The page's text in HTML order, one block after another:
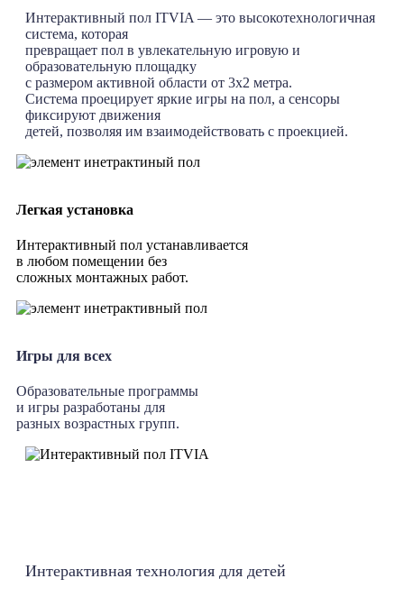
Интерактивный пол ITVIA — это высокотехнологичная
система, которая
превращает пол в увлекательную игровую и
образовательную площадку
с размером активной области от 3х2 метра.
Система проецирует яркие игры на пол, а сенсоры
фиксируют движения
детей, позволяя им взаимодействовать с проекцией.
Легкая установка
Интерактивный пол устанавливается
в любом помещении без
сложных монтажных работ.
Игры для всех
Образовательные программы
и игры разработаны для
разных возрастных групп.
Интерактивная технология для детей